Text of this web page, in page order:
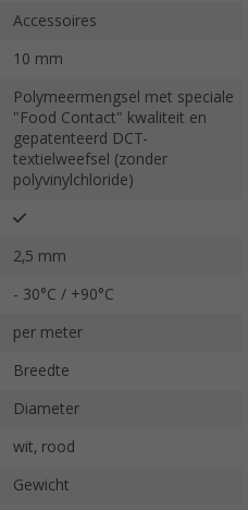
Accessoires
10 mm
Polymeermengsel met speciale
"Food Contact" kwaliteit en
gepatenteerd DCT-
textielweefsel (zonder
polyvinylchloride)
2,5 mm
- 30°C / +90°C
per meter
Breedte
Diameter
wit, rood
Gewicht